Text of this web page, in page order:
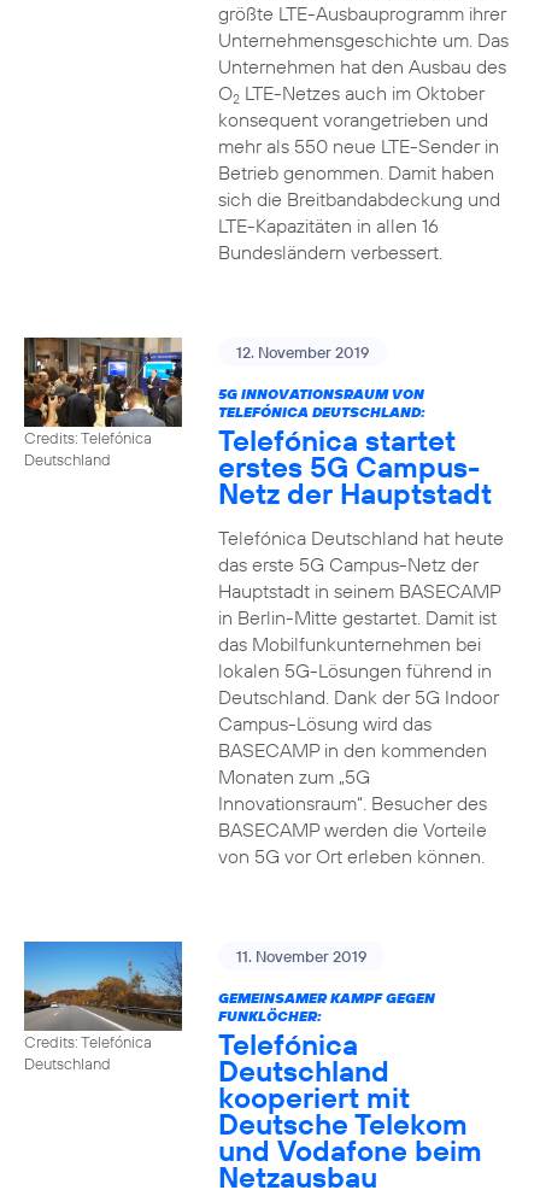
größte LTE-Ausbauprogramm ihrer
Unternehmensgeschichte um. Das
Unternehmen hat den Ausbau des
O2LTE-Netzes auch im Oktober
konsequent vorangetrieben und
mehr als 550 neue LTE-Sender in
Betrieb genommen. Damit haben
sich die Breitbandabdeckung und
LTE-Kapazitäten in allen 16
Bundesländern verbessert.
Credits: Telefónica
Deutschland
12. November 2019
5G INNOVATIONSRAUM VON
TELEFÓNICA DEUTSCHLAND:
Telefónica startet
erstes 5G Campus-
Netz der Hauptstadt
Telefónica Deutschland hat heute
das erste 5G Campus-Netz der
Hauptstadt in seinem BASECAMP
in Berlin-Mitte gestartet. Damit ist
das Mobilfunkunternehmen bei
lokalen 5G-Lösungen führend in
Deutschland. Dank der 5G Indoor
Campus-Lösung wird das
BASECAMP in den kommenden
Monaten zum „5G
Innovationsraum“. Besucher des
BASECAMP werden die Vorteile
von 5G vor Ort erleben können.
Credits: Telefónica
Deutschland
11. November 2019
GEMEINSAMER KAMPF GEGEN
FUNKLÖCHER:
Telefónica
Deutschland
kooperiert mit
Deutsche Telekom
und Vodafone beim
Netzausbau